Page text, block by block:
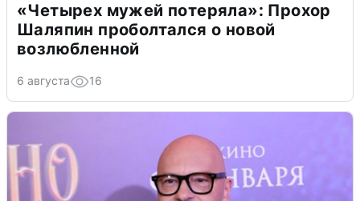
«Четырех мужей потеряла»: Прохор
Шаляпин проболтался о новой
возлюбленной
6 августа 16